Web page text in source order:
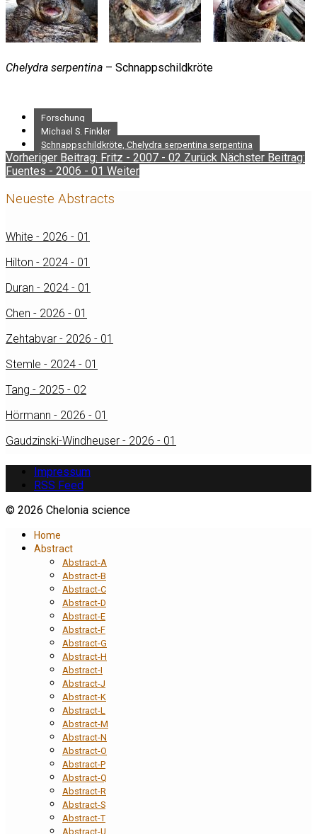
Chelydra serpentina – Schnappschildkröte
Forschung
Michael S. Finkler
Schnappschildkröte, Chelydra serpentina serpentina
Vorheriger Beitrag: Fritz - 2007 - 02 Zurück Nächster Beitrag:
Fuentes - 2006 - 01 Weiter
Neueste Abstracts
White - 2026 - 01
Hilton - 2024 - 01
Duran - 2024 - 01
Chen - 2026 - 01
Zehtabvar - 2026 - 01
Stemle - 2024 - 01
Tang - 2025 - 02
Hörmann - 2026 - 01
Gaudzinski-Windheuser - 2026 - 01
Impressum
RSS Feed
© 2026 Chelonia science
Home
Abstract
Abstract-A
Abstract-B
Abstract-C
Abstract-D
Abstract-E
Abstract-F
Abstract-G
Abstract-H
Abstract-I
Abstract-J
Abstract-K
Abstract-L
Abstract-M
Abstract-N
Abstract-O
Abstract-P
Abstract-Q
Abstract-R
Abstract-S
Abstract-T
Abstract-U